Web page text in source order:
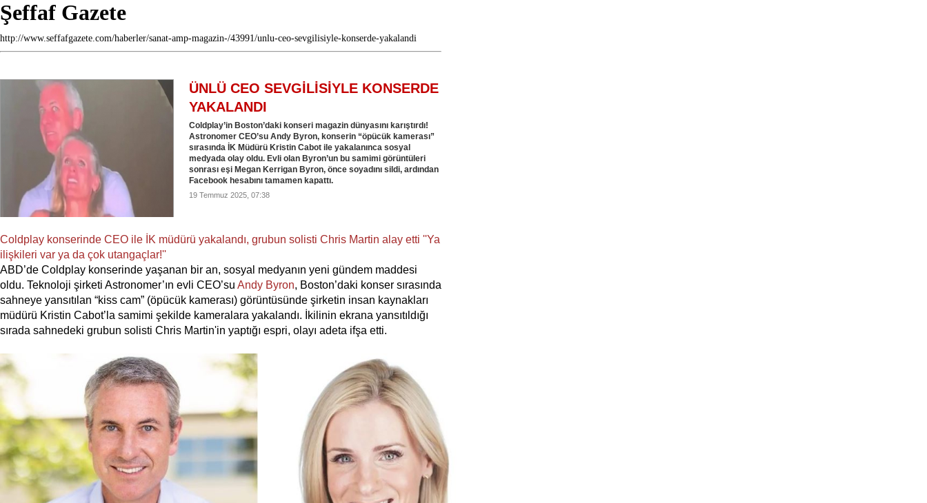
Şeffaf Gazete
http://www.seffafgazete.com/haberler/sanat-amp-magazin-/43991/unlu-ceo-sevgilisiyle-konserde-yakalandi
ÜNLÜ CEO SEVGİLİSİYLE KONSERDE
YAKALANDI
Coldplay’in Boston’daki konseri magazin dünyasını karıştırdı!
Astronomer CEO’su Andy Byron, konserin “öpücük kamerası”
sırasında İK Müdürü Kristin Cabot ile yakalanınca sosyal
medyada olay oldu. Evli olan Byron’un bu samimi görüntüleri
sonrası eşi Megan Kerrigan Byron, önce soyadını sildi, ardından
Facebook hesabını tamamen kapattı.
19 Temmuz 2025, 07:38
Coldplay konserinde CEO ile İK müdürü yakalandı, grubun solisti Chris Martin alay etti ''Ya
ilişkileri var ya da çok utangaçlar!''
ABD’de Coldplay konserinde yaşanan bir an, sosyal medyanın yeni gündem maddesi
oldu. Teknoloji şirketi Astronomer’ın evli CEO’su Andy Byron, Boston’daki konser sırasında
sahneye yansıtılan “kiss cam” (öpücük kamerası) görüntüsünde şirketin insan kaynakları
müdürü Kristin Cabot’la samimi şekilde kameralara yakalandı. İkilinin ekrana yansıtıldığı
sırada sahnedeki grubun solisti Chris Martin'in yaptığı espri, olayı adeta ifşa etti.